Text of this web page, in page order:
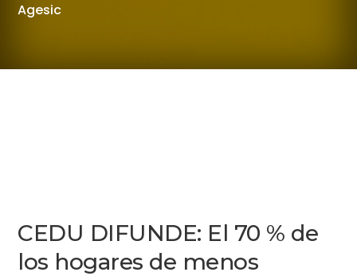
Agesic
CEDU DIFUNDE: El 70 % de
los hogares de menos